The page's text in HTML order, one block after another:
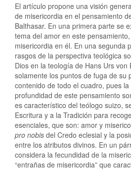
El artículo propone una visión
de misericordia en el pensamiento
Balthasar. En una primera parte se
tema del amor en este
misericordia en él. En una segunda
rasgos de la perspectiva teológica
Dios en la teología de Hans Urs von
solamente los puntos de fuga de su
contenido de todo el cuadro, pues
profundidad de este pensamiento
es característico del teólogo suizo,
Escritura y a la Tradición para
esenciales, que son: amor y
pro nobis del Credo eclesial y la
entre los atributos divinos. En un
considera la fecundidad de la
“entrañas de misericordia” que